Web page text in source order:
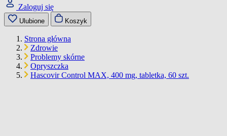
Zaloguj się
Ulubione Koszyk
Strona główna
Zdrowie
Problemy skórne
Opryszczka
Hascovir Control MAX, 400 mg, tabletka, 60 szt.